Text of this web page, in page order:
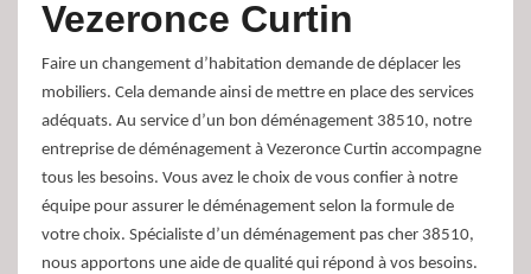
Vezeronce Curtin
Faire un changement d’habitation demande de déplacer les
mobiliers. Cela demande ainsi de mettre en place des services
adéquats. Au service d’un bon déménagement 38510, notre
entreprise de déménagement à Vezeronce Curtin accompagne
tous les besoins. Vous avez le choix de vous confier à notre
équipe pour assurer le déménagement selon la formule de
votre choix. Spécialiste d’un déménagement pas cher 38510,
nous apportons une aide de qualité qui répond à vos besoins.